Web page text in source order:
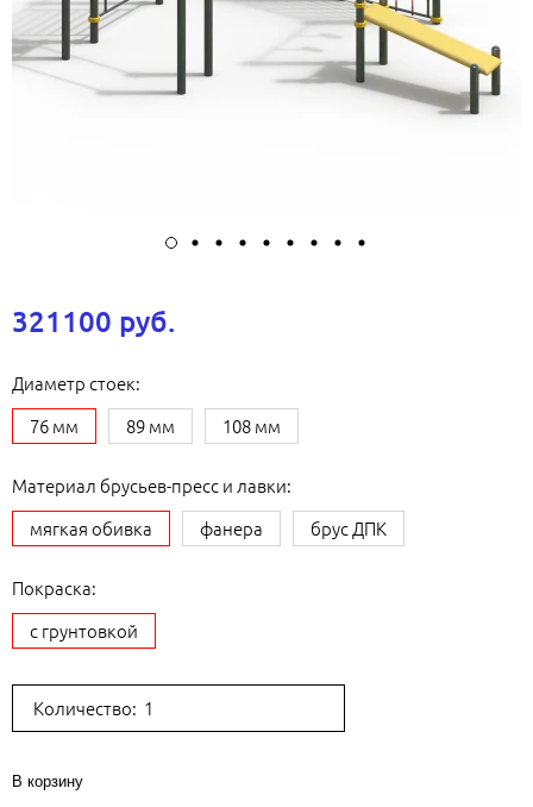
321100 руб.
Диаметр стоек:
76 мм
89 мм 108 мм
Материал брусьев-пресс и лавки:
мягкая обивка
фанера брус ДПК
Покраска:
с грунтовкой
Количество:
В корзину